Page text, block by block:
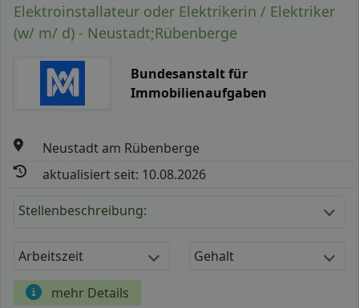
Elektroinstallateur oder Elektrikerin / Elektriker
(w/ m/ d) - Neustadt;Rübenberge
Bundesanstalt für
Immobilienaufgaben
Neustadt am Rübenberge
aktualisiert seit: 10.08.2026
Stellenbeschreibung:
Arbeitszeit Gehalt
mehr Details